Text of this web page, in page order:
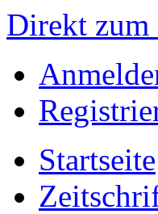
Direkt
Startseite